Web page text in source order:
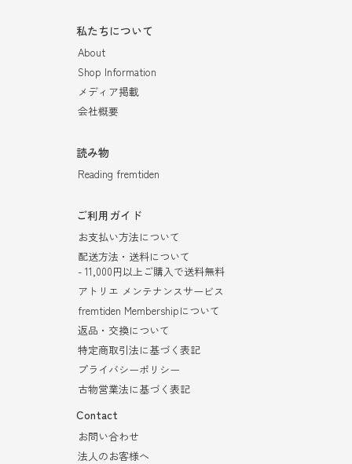
私たちについて
About
Shop Information
メディア掲載
会社概要
読み物
Reading fremtiden
ご利用ガイド
お支払い方法について
配送方法・送料について
- 11,000円以上ご購入で送料無料
アトリエ メンテナンスサービス
fremtiden Membershipについて
返品・交換について
特定商取引法に基づく表記
プライバシーポリシー
古物営業法に基づく表記
Contact
お問い合わせ
法人のお客様へ